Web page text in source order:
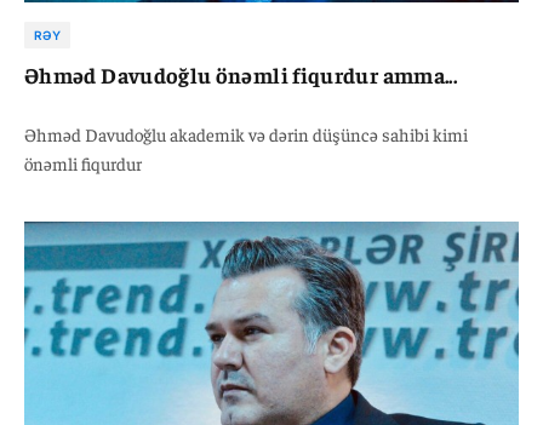
RƏY
Əhməd Davudoğlu önəmli fiqurdur amma...
Əhməd Davudoğlu akademik və dərin düşüncə sahibi kimi
önəmli fiqurdur